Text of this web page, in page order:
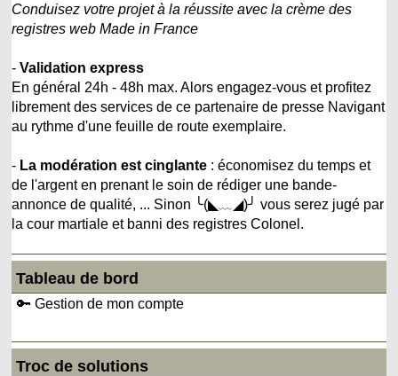
Conduisez votre projet à la réussite avec la crème des
registres web Made in France
-Validation express
En général 24h - 48h max. Alors engagez-vous et profitez
librement des services de ce partenaire de presse Navigant
au rythme d'une feuille de route exemplaire.
- La modération est cinglante : économisez du temps et
de l'argent en prenant le soin de rédiger une bande-
annonce de qualité, ... Sinon ╰(◣﹏◢)╯ vous serez jugé par
la cour martiale et banni des registres Colonel.
Tableau de bord
🔑 Gestion de mon compte
Troc de solutions